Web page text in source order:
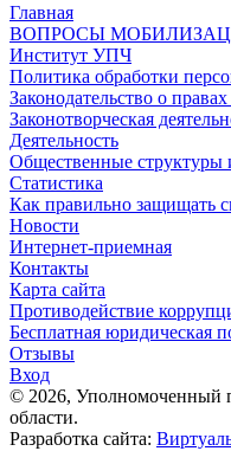
Главная
ВОПРОСЫ
Институт УПЧ
Политика обработки
Законодательство о
Законотворческая
Деятельность
Общественные структуры
Статистика
Как правильно защищать
Новости
Интернет-приемная
Контакты
Карта сайта
Противодействие
Бесплатная юридическая
Отзывы
Вход
© 2026, Уполномоченный
области.
Разработка сайта: